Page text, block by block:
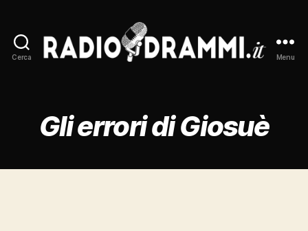
Cerca Menu
Gli errori di Giosuè